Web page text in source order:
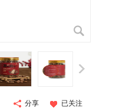
分享 已关注